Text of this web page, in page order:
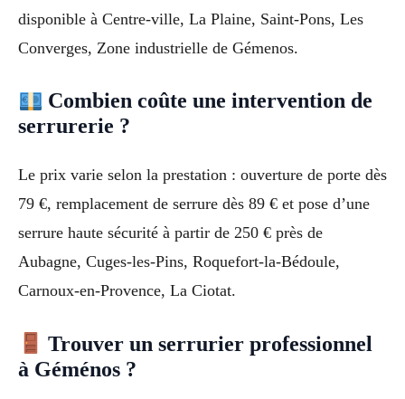
disponible à Centre-ville, La Plaine, Saint-Pons, Les
Converges, Zone industrielle de Gémenos.
Combien coûte une intervention de
serrurerie ?
Le prix varie selon la prestation : ouverture de porte dès
79 €, remplacement de serrure dès 89 € et pose d’une
serrure haute sécurité à partir de 250 € près de
Aubagne, Cuges-les-Pins, Roquefort-la-Bédoule,
Carnoux-en-Provence, La Ciotat.
Trouver un serrurier professionnel
à Géménos ?